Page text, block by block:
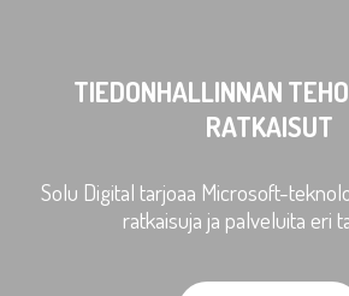
TIEDONHALLINNAN
RATKAISUT
Solu Digital tarjoaa Microsoft-
ratkaisuja ja palveluita eri